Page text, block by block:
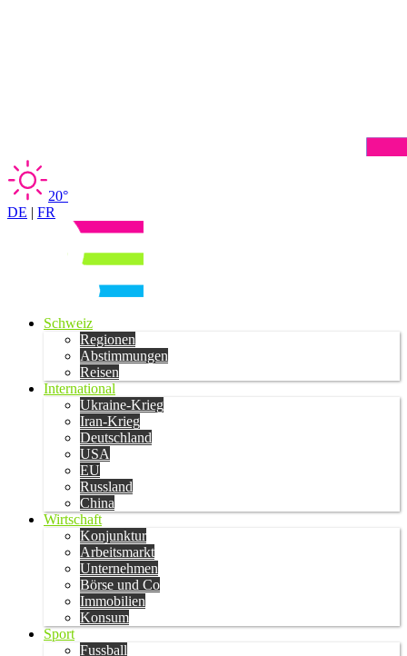
20°
DE | FR
Schweiz
Regionen
Abstimmungen
Reisen
International
Ukraine-Krieg
Iran-Krieg
Deutschland
USA
EU
Russland
China
Wirtschaft
Konjunktur
Arbeitsmarkt
Unternehmen
Börse und Co
Immobilien
Konsum
Sport
Fussball